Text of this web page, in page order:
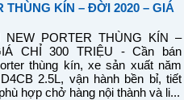
THÙNG KÍN – ĐỜI 2020 – GIÁ
NEW PORTER THÙNG KÍN –
CHỈ 300 TRIỆU - Cần bán
thùng kín, xe sản xuất năm
2.5L, vận hành bền bỉ, tiết
hợp chở hàng nội thành và li...